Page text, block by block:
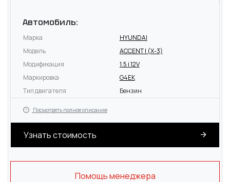
Автомобиль:
Марка
HYUNDAI
Модель
ACCENT I (X-3)
Модификация
1.5 i 12V
Маркировка
G4EK
Тип двигателя
Бензин
Посмотреть полное описание
Узнать стоимость
Помощь менеджера